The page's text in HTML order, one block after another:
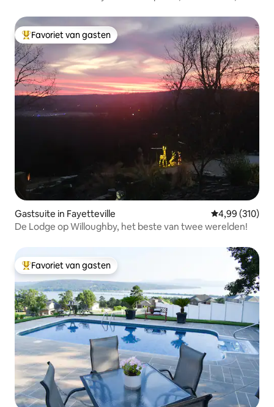
Topfavoriet van gasten
Favoriet van gasten
Gastsuite in Fayetteville Gemiddelde
4,99 (310)
De Lodge op Willoughby, het beste van twee werelden!
Topfavoriet van gasten
Favoriet van gasten